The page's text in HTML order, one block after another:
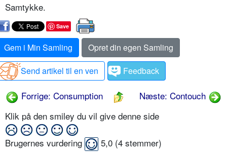
Samtykke.
Save
Gem i Min Samling
Opret din egen Samling
Send artikel til en ven
Feedback
Forrige: Consumption
Næste: Contouch
Klik på den smiley du vil give denne side
Brugernes vurdering 5,0 (4 stemmer)